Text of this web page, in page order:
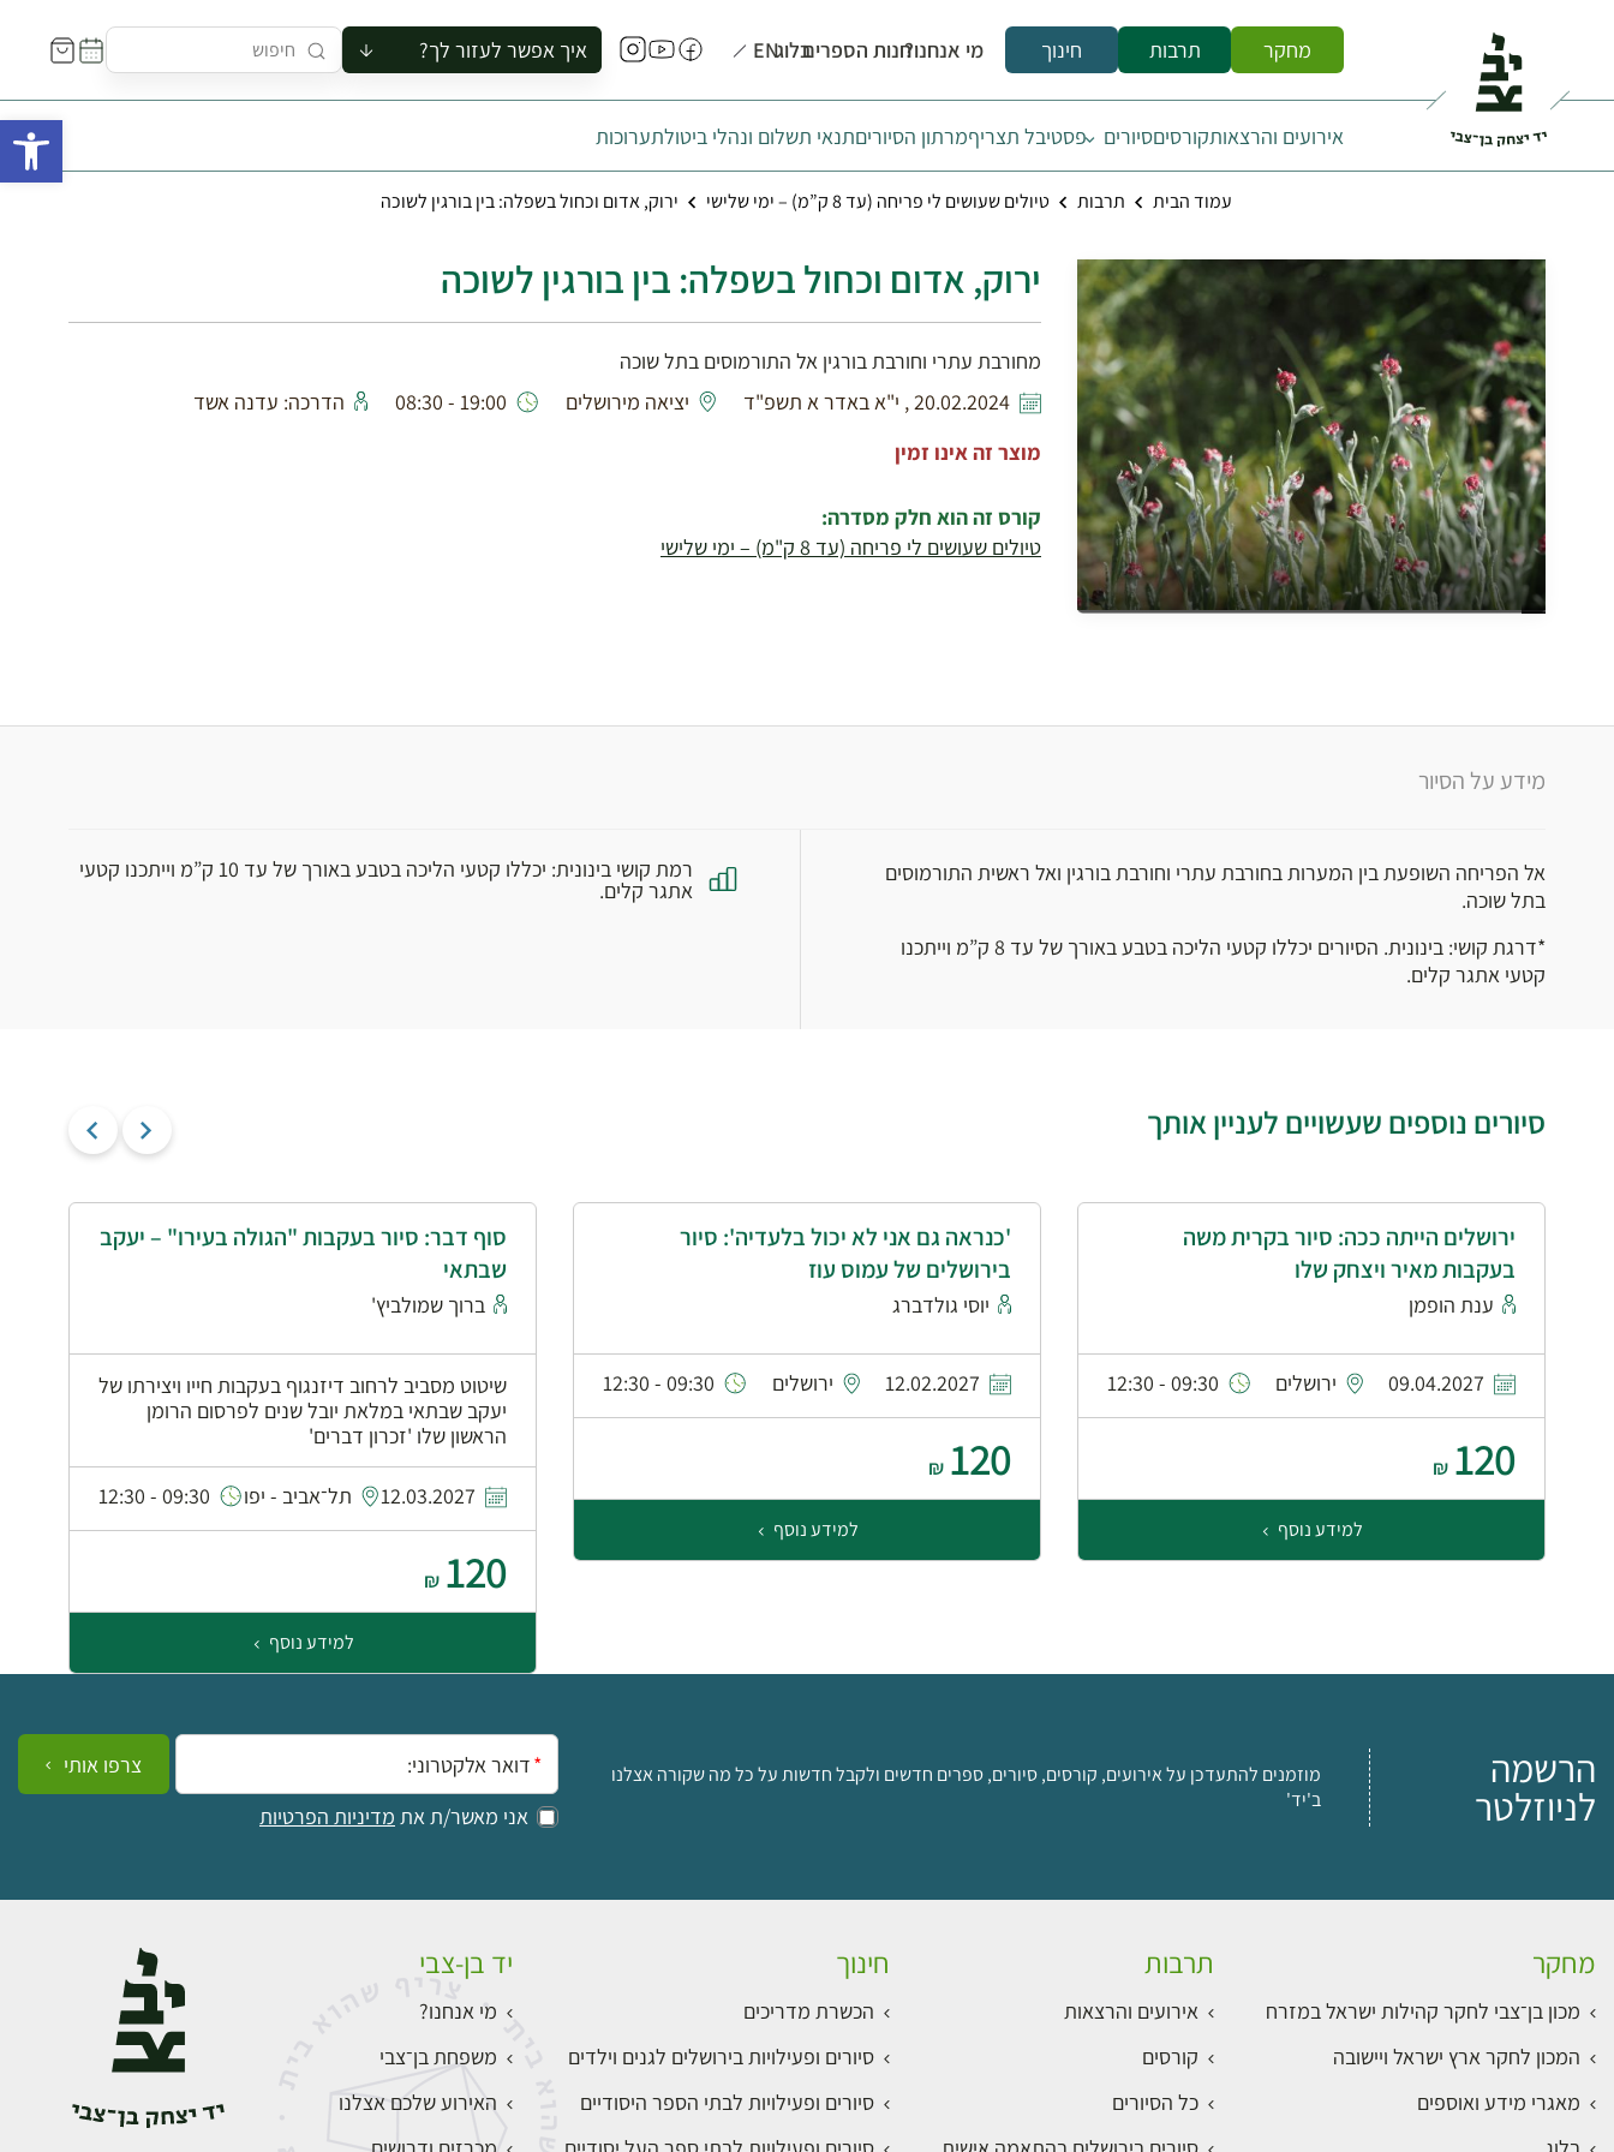
מחקר תרבות חינוך מי אנחנו?חנות הספריםבלוגEN איך אפשר לעזור לך?
להזמין סיור לקבוצה
להירשם לסיור
להירשם לקורס
לקנות ספר
לתאם ביקור בצריף
אירועים והרצאותקורסיםסיורים פסטיבל תצריףמרתון הסיוריםתנאי תשלום ונהלי ביטולתערוכות
עמוד הבית תרבות טיולים שעושים לי פריחה (עד 8 ק”מ) – ימי שלישי ירוק, אדום וכחול בשפלה: בין בורגין לשוכה
ירוק, אדום וכחול בשפלה: בין בורגין לשוכה
מחורבת עתרי וחורבת בורגין אל התורמוסים בתל שוכה
20.02.2024 , י"א באדר א תשפ"ד
יציאה מירושלים 19:00 - 08:30
הדרכה: עדנה אשד
מוצר זה אינו זמין
קורס זה הוא חלק מסדרה:
טיולים שעושים לי פריחה (עד 8 ק"מ) – ימי שלישי
מידע על הסיור
אל הפריחה השופעת בין המערות בחורבת עתרי וחורבת בורגין ואל ראשית התורמוסים
בתל שוכה.
*דרגת קושי: בינונית. הסיורים יכללו קטעי הליכה בטבע באורך של עד 8 ק”מ וייתכנו
קטעי אתגר קלים.
רמת קושי בינונית: יכללו קטעי הליכה בטבע באורך של עד 10 ק”מ וייתכנו קטעי
אתגר קלים.
סיורים נוספים שעשויים לעניין אותך
ירושלים הייתה ככה: סיור בקרית משה
בעקבות מאיר ויצחק שלו
ענת הופמן
09.04.2027 ירושלים 09:30 - 12:30
120
₪
למידע נוסף
'כנראה גם אני לא יכול בלעדיה': סיור
בירושלים של עמוס עוז
יוסי גולדברג
12.02.2027 ירושלים 09:30 - 12:30
120
₪
למידע נוסף
סוף דבר: סיור בעקבות "הגולה בעירו" – יעקב
שבתאי
ברוך שמולביץ'
שיטוט מסביב לרחוב דיזנגוף בעקבות חייו ויצירתו של
יעקב שבתאי במלאת יובל שנים לפרסום הרומן
הראשון שלו 'זכרון דברים'
12.03.2027 תל־אביב - יפו 09:30 - 12:30
120
₪
למידע נוסף
הרשמה
לניוזלטר
מוזמנים להתעדכן על אירועים, קורסים, סיורים, ספרים חדשים ולקבל חדשות על כל מה שקורה אצלנו
ב'יד'
אימייל:
אני מאשר/ת את מדיניות הפרטיות
צרפו אותי
מחקר
מכון בן־צבי לחקר קהילות ישראל במזרח
המכון לחקר ארץ ישראל ויישובה
מאגרי מידע ואוספים
תרבות
אירועים והרצאות
קורסים
כל הסיורים
חינוך
הכשרת מדריכים
סיורים ופעילויות בירושלים לגנים וילדים
סיורים ופעילויות לבתי הספר היסודיים
יד בן-צבי
מי אנחנו?
משפחת בן־צבי
האירוע שלכם אצלנו